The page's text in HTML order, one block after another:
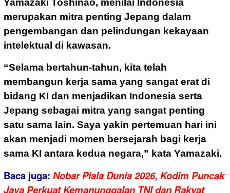
Yamazaki Toshinao, menilai Indonesia
merupakan mitra penting Jepang dalam
pengembangan dan pelindungan kekayaan
intelektual di kawasan.
“Selama bertahun-tahun, kita telah
membangun kerja sama yang sangat erat di
bidang KI dan menjadikan Indonesia serta
Jepang sebagai mitra yang sangat penting
satu sama lain. Saya yakin pertemuan hari ini
akan menjadi momen bersejarah bagi kerja
sama KI antara kedua negara,” kata Yamazaki.
Baca juga: Nobar Piala Dunia 2026, Kodim Puncak
Jaya Perkuat Kemanunggalan TNI dan Rakyat